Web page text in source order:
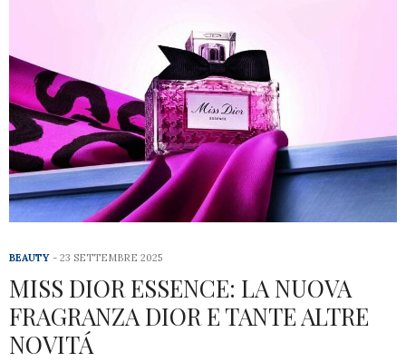
BEAUTY 23 SETTEMBRE 2025
MISS DIOR ESSENCE: LA NUOVA
FRAGRANZA DIOR E TANTE ALTRE
NOVITÁ